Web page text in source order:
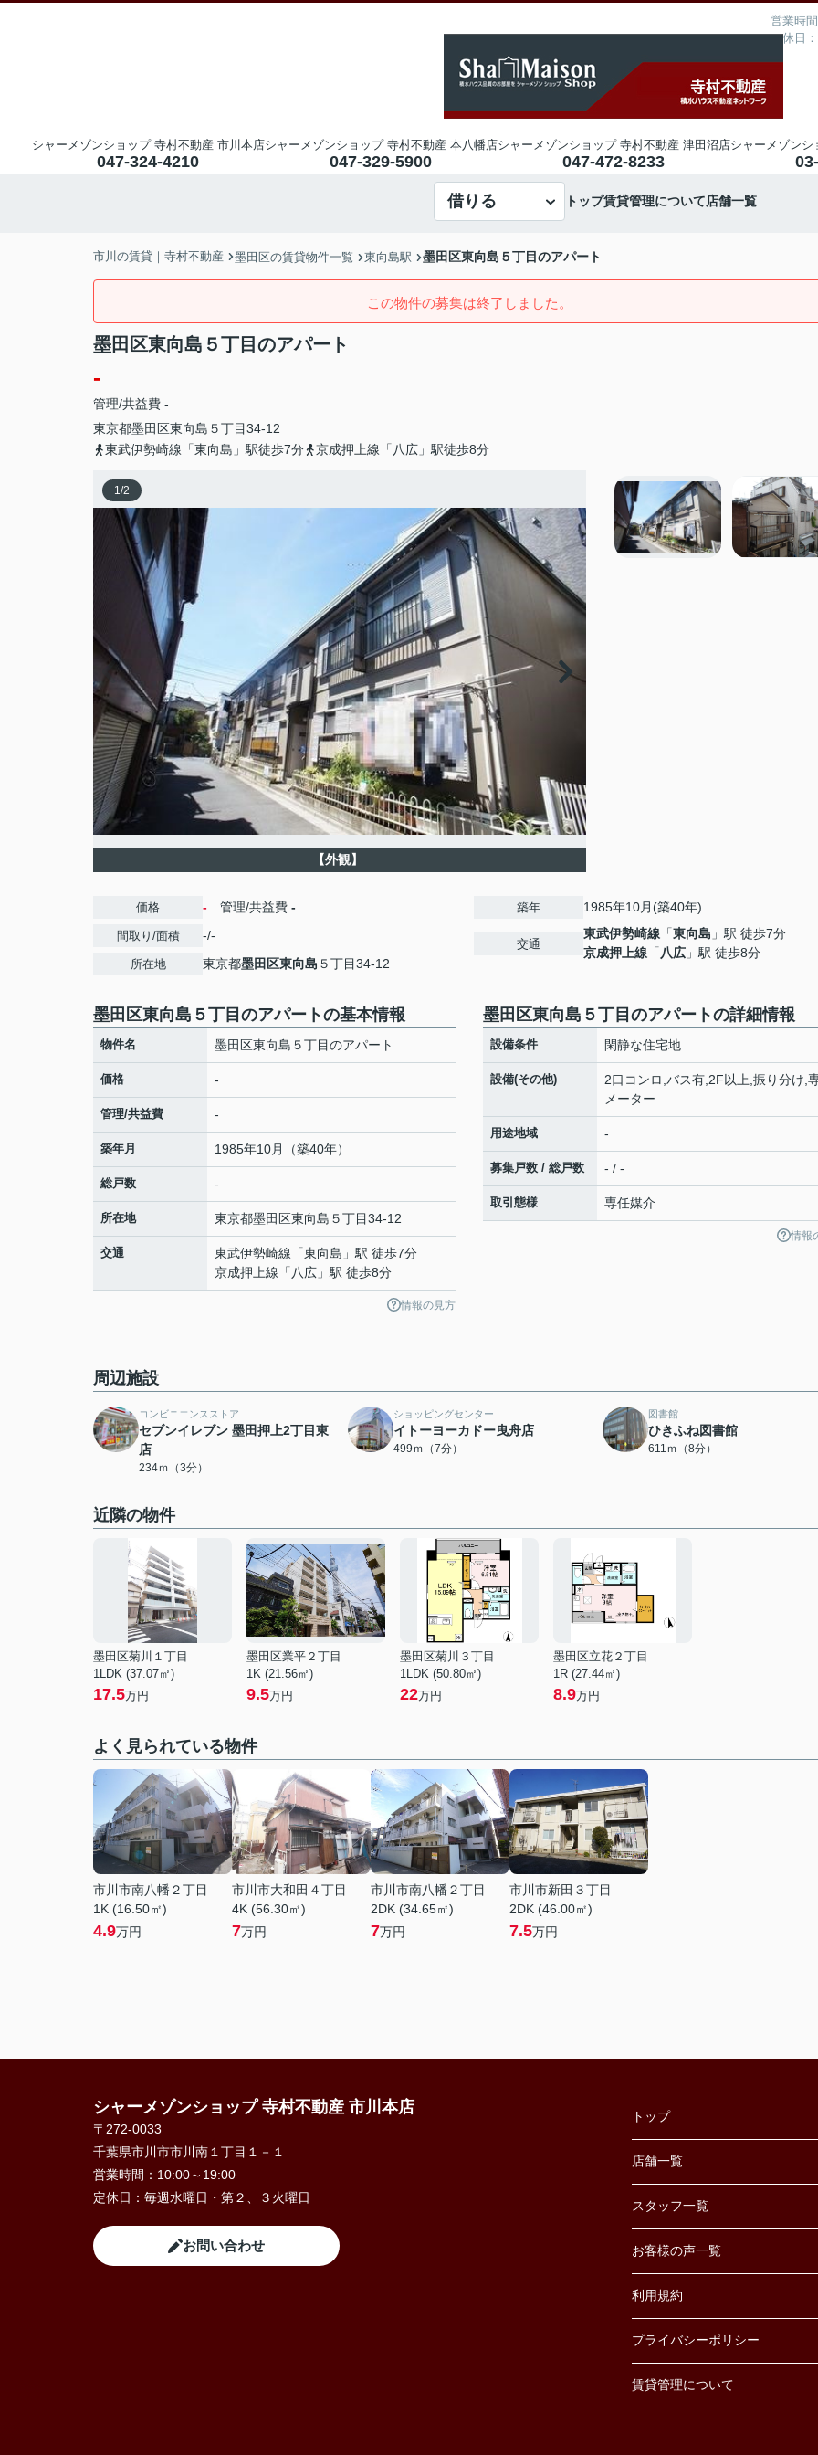
営業時
定休日
シャーメゾンショップ 寺村不動産 市川本店
047-324-4210
シャーメゾンショップ 寺村不動産 本八幡店
047-329-5900
シャーメゾンショップ 寺村不動産 津田沼店
047-472-8233
シャーメゾンシ
借りる トップ賃貸管理について店舗一覧
市川の賃貸｜寺村不動産 墨田区の賃貸物件一覧 東向島駅 墨田区東向島５丁目のアパート
この物件の募集は終了しました。
墨田区東向島５丁目のアパート
-
管理/共益費 -
東京都墨田区東向島 ５丁目34-12
東武伊勢崎線「東向島」駅徒歩7分
京成押上線「八広」駅徒歩8分
1/2
【外観】
価格 - 管理/共益費 -
間取り/面積 -/-
所在地 東京都墨田区東向島 ５丁目34-12
築年 1985年10月(築40年)
交通
東武伊勢崎線 「東向島 」駅 徒歩7分
京成押上線 「 八広 」駅 徒歩8分
墨田区東向島５丁目のアパートの基本情報
物件名 墨田区東向島５丁目のアパート
価格 -
管理/共益費 -
築年月 1985年10月（築40年）
総戸数 -
所在地 東京都墨田区東向島 ５丁目34-12
交通 東武伊勢崎線 「東向島 」駅 徒歩7分
京成押上線 「 八広 」駅 徒歩8分
情報の見方
墨田区東向島５丁目のアパートの詳細情報
設備条件 閑静な住宅地
設備(その他)
2口コンロ,バス有,2F以上,振り分け,
メーター
用途地域 -
募集戸数 / 総戸数 - / -
取引態様 専任媒介
情報
周辺施設
コンビニエンスストア
セブンイレブン 墨田押上2丁目東
店
234ｍ（3分）
ショッピングセンター
イトーヨーカドー曳舟店
499ｍ（7分）
図書館
ひきふね図書館
611ｍ（8分）
近隣の物件
墨田区菊川１丁目
1LDK (37.07㎡)
17.5万円
墨田区業平２丁目
1K (21.56㎡)
9.5万円
墨田区菊川３丁目
1LDK (50.80㎡)
22万円
墨田区立花２丁目
1R (27.44㎡)
8.9万円
よく見られている物件
市川市南八幡２丁目
1K (16.50㎡)
4.9万円
市川市大和田４丁目
4K (56.30㎡)
7万円
市川市南八幡２丁目
2DK (34.65㎡)
7万円
市川市新田３丁目
2DK (46.00㎡)
7.5万円
シャーメゾンショップ 寺村不動産 市川本店
〒272-0033
千葉県市川市市川南１丁目１－１
営業時間： 10:00～19:00
定休日： 毎週水曜日・第２、３火曜日
お問い合わせ
トップ
店舗一覧
スタッフ一覧
お客様の声一覧
利用規約
プライバシーポリシー
賃貸管理について